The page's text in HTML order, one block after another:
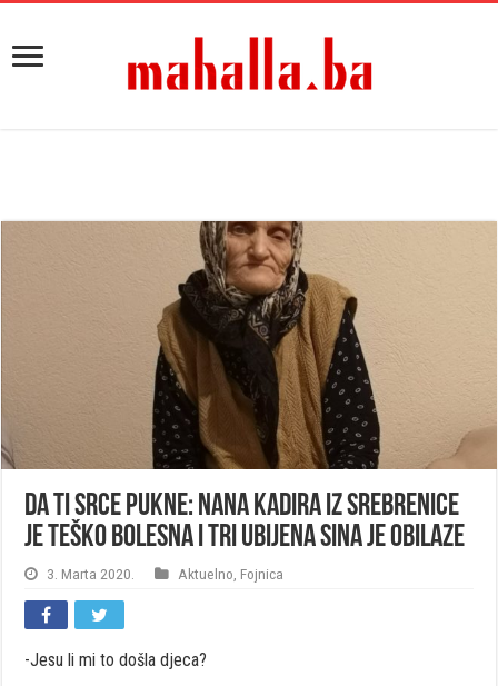
DA TI SRCE PUKNE: Nana Kadira iz Srebrenice
je teško bolesna i tri ubijena sina je obilaze
3. Marta 2020. Aktuelno Fojnica
-Jesu li mi to došla djeca?